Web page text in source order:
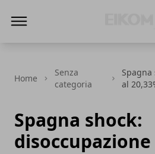
Home
Senza
categoria
Spagna
al
Spagna shock:
disoccupazione